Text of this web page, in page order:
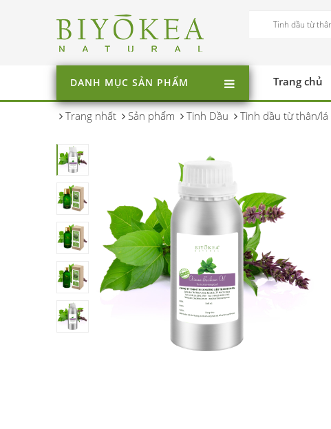
DANH MỤC SẢN PHẨM Trang chủ
Trang nhất Sản phẩm Tinh Dầu Tinh dầu từ thân/lá